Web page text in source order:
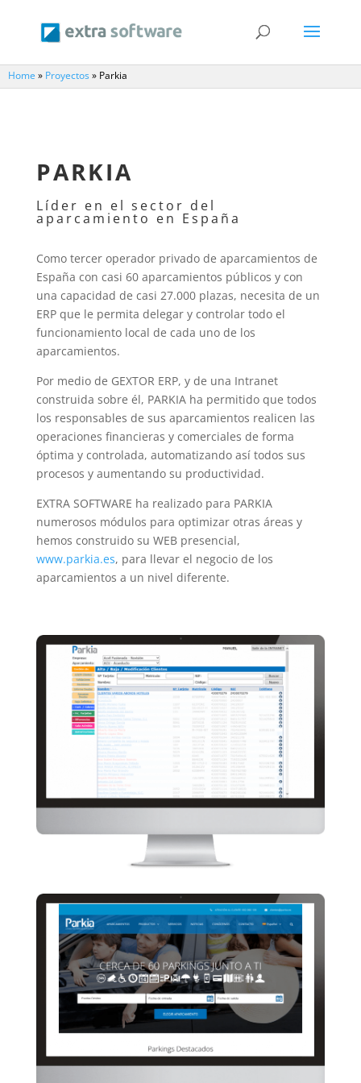
Home » Proyectos» Parkia
PARKIA
Líder en el sector del
aparcamiento en España
Como tercer operador privado de aparcamientos de
España con casi 60 aparcamientos públicos y con
una capacidad de casi 27.000 plazas, necesita de un
ERP que le permita delegar y controlar todo el
funcionamiento local de cada uno de los
aparcamientos.
Por medio de GEXTOR ERP, y de una Intranet
construida sobre él, PARKIA ha permitido que todos
los responsables de sus aparcamientos realicen las
operaciones financieras y comerciales de forma
óptima y controlada, automatizando así todos sus
procesos y aumentando su productividad.
EXTRA SOFTWARE ha realizado para PARKIA
numerosos módulos para optimizar otras áreas y
hemos construido su WEB presencial,
www.parkia.es, para llevar el negocio de los
aparcamientos a un nivel diferente.